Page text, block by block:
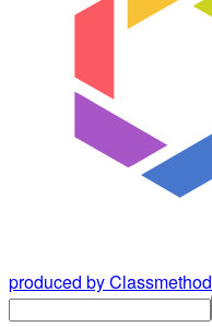
produced by Classmethod